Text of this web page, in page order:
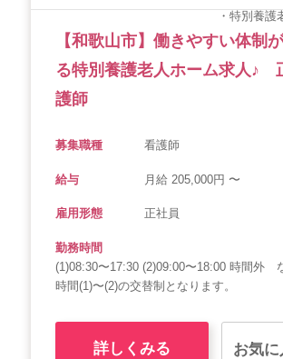
・特別養護
【和歌山市】働きやすい体制
る特別養護老人ホーム求人♪
護師
募集職種 看護師
給与 月給 205,000円 〜
雇用形態 正社員
勤務時間
(1)08:30〜17:30 (2)09:00〜18:00 時間外
時間(1)〜(2)の交替制となります。
詳しくみる お気に